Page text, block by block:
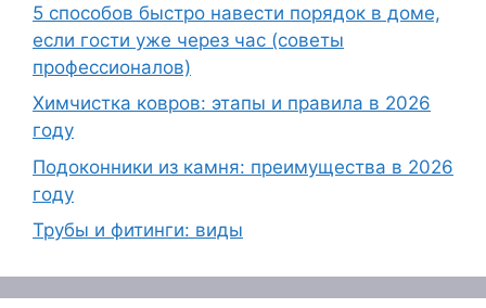
5 способов быстро навести порядок в доме,
если гости уже через час (советы
профессионалов)
Химчистка ковров: этапы и правила в 2026
году
Подоконники из камня: преимущества в 2026
году
Трубы и фитинги: виды